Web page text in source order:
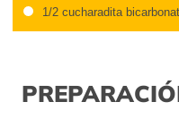
1/2 cucharadita